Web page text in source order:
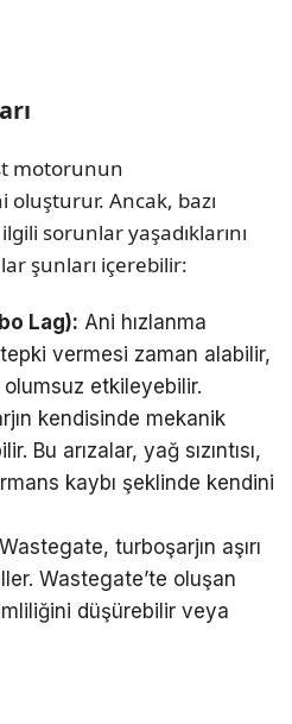
motorunun
oluşturur. Ancak, bazı
sorunlar yaşadıklarını
şunları içerebilir:
Lag): Ani hızlanma
vermesi zaman alabilir,
etkileyebilir.
kendisinde mekanik
Bu arızalar, yağ sızıntısı,
kaybı şeklinde kendini
Wastegate, turboşarjın aşırı
Wastegate’te oluşan
düşürebilir veya